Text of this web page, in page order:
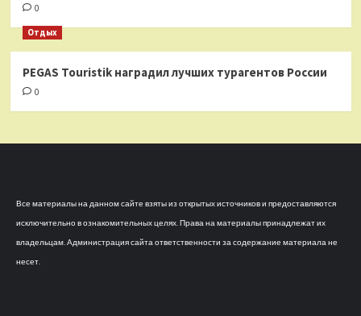
0
Отдых
PEGAS Touristik наградил лучших турагентов России
0
Все материалы на данном сайте взяты из открытых источников и предоставляются
исключительно в ознакомительных целях. Права на материалы принадлежат их
владельцам. Администрация сайта ответственности за содержание материала не
несет.